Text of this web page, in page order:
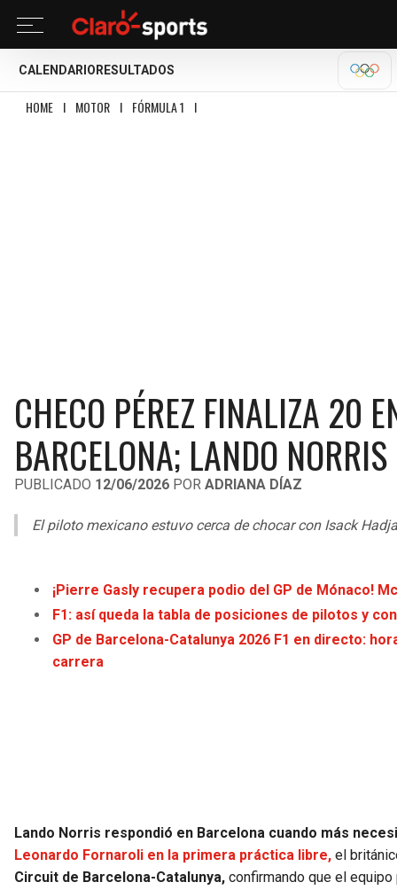
CALENDARIO RESULTADOS
HOME I MOTOR I FÓRMULA 1 I
CHECO PÉREZ FINALIZA 20
BARCELONA; LANDO
PUBLICADO 12/06/2026 POR ADRIANA DÍAZ
El piloto mexicano estuvo cerca de chocar con Isack
¡Pierre Gasly recupera podio del GP de Mónaco!
F1: así queda la tabla de posiciones de pilotos y
GP de Barcelona-Catalunya 2026 F1 en directo:
carrera
Lando Norris respondió en Barcelona cuando más
Leonardo Fornaroli en la primera práctica libre, el
Circuit de Barcelona-Catalunya, confirmando que el